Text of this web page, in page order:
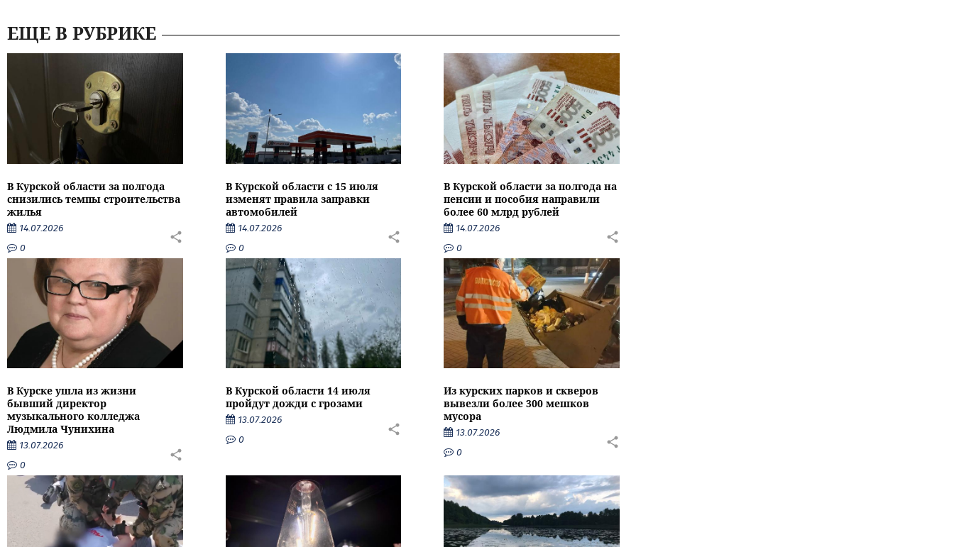
ЕЩЕ В РУБРИКЕ
В Курской области за полгода
снизились темпы строительства
жилья
14.07.2026
0
В Курской области с 15 июля
изменят правила заправки
автомобилей
14.07.2026
0
В Курской области за полгода на
пенсии и пособия направили
более 60 млрд рублей
14.07.2026
0
В Курске ушла из жизни
бывший директор
музыкального колледжа
Людмила Чунихина
13.07.2026
0
В Курской области 14 июля
пройдут дожди с грозами
13.07.2026
0
Из курских парков и скверов
вывезли более 300 мешков
мусора
13.07.2026
0